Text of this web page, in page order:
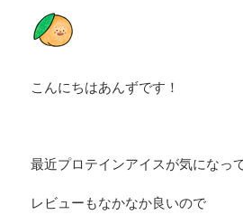
こんにちはあんずです！
最近プロテインアイスが気になっ
レビューもなかなか良いので